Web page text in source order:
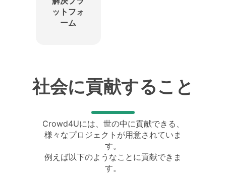
ットフォ
ーム
社会に貢献すること
Crowd4Uには、世の中に貢献できる、
様々なプロジェクトが用意されていま
す。
例えば以下のようなことに貢献できま
す。